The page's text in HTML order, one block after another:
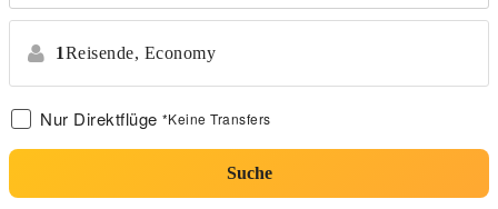
1Reisende, Economy
Nur Direktflüge *Keine Transfers
Suche